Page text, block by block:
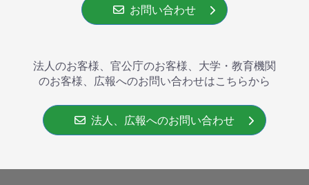
お問い合わせ
法人のお客様、官公庁のお客様、大学・教育機関
のお客様、広報へのお問い合わせはこちらから
法人、広報へのお問い合わせ